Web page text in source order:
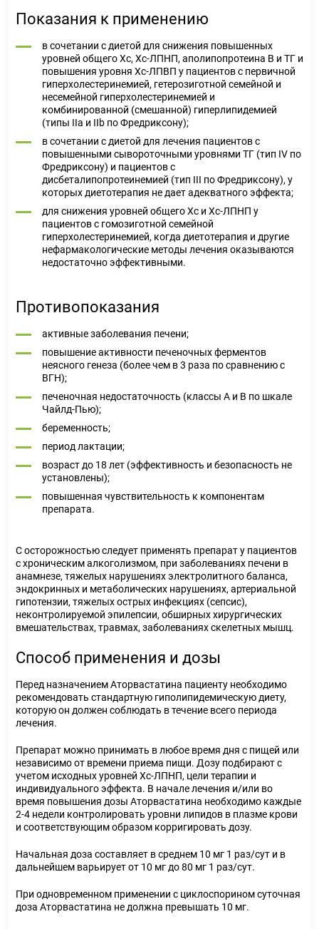
Показания к применению
в сочетании с диетой для снижения повышенных
уровней общего Хс, Хс-ЛПНП, аполипопротеина В и ТГ и
повышения уровня Хс-ЛПВП у пациентов с первичной
гиперхолестеринемией, гетерозиготной семейной и
несемейной гиперхолестеринемией и
комбинированной (смешанной) гиперлипидемией
(типы IIa и IIb по Фредриксону);
в сочетании с диетой для лечения пациентов с
повышенными сывороточными уровнями ТГ (тип IV по
Фредриксону) и пациентов с
дисбеталипопротеинемией (тип III по Фредриксону), у
которых диетотерапия не дает адекватного эффекта;
для снижения уровней общего Хс и Хс-ЛПНП у
пациентов с гомозиготной семейной
гиперхолестеринемией, когда диетотерапия и другие
нефармакологические методы лечения оказываются
недостаточно эффективными.
Противопоказания
активные заболевания печени;
повышение активности печеночных ферментов
неясного генеза (более чем в 3 раза по сравнению с
ВГН);
печеночная недостаточность (классы А и В по шкале
Чайлд-Пью);
беременность;
период лактации;
возраст до 18 лет (эффективность и безопасность не
установлены);
повышенная чувствительность к компонентам
препарата.
С осторожностью следует применять препарат у пациентов
с хроническим алкоголизмом, при заболеваниях печени в
анамнезе, тяжелых нарушениях электролитного баланса,
эндокринных и метаболических нарушениях, артериальной
гипотензии, тяжелых острых инфекциях (сепсис),
неконтролируемой эпилепсии, обширных хирургических
вмешательствах, травмах, заболеваниях скелетных мышц.
Способ применения и дозы
Перед назначением Аторвастатина пациенту необходимо
рекомендовать стандартную гиполипидемическую диету,
которую он должен соблюдать в течение всего периода
лечения.
Препарат можно принимать в любое время дня с пищей или
независимо от времени приема пищи. Дозу подбирают с
учетом исходных уровней Хс-ЛПНП, цели терапии и
индивидуального эффекта. В начале лечения и/или во
время повышения дозы Аторвастатина необходимо каждые
2-4 недели контролировать уровни липидов в плазме крови
и соответствующим образом корригировать дозу.
Начальная доза составляет в среднем 10 мг 1 раз/сут и в
дальнейшем варьирует от 10 мг до 80 мг 1 раз/сут.
При одновременном применении с циклоспорином суточная
доза Аторвастатина не должна превышать 10 мг.